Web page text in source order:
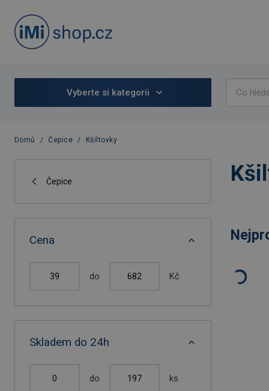
Vyberte si kategorii
Domů / Čepice / Kšiltovky
Čepice
Cena
do Kč
Skladem do 24h
do ks